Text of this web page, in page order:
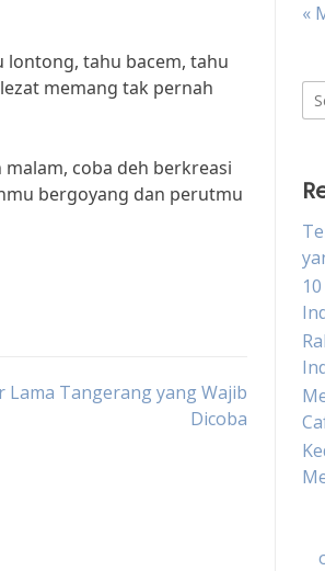
lontong, tahu bacem, tahu
memang tak pernah
coba deh berkreasi
bergoyang dan perutmu
Lama Tangerang yang Wajib
Dicoba
«